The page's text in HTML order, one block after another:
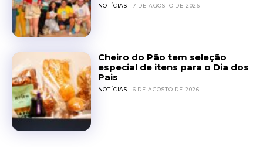
NOTÍCIAS 7 DE AGOSTO DE 2026
Cheiro do Pão tem seleção
especial de itens para o Dia dos
Pais
NOTÍCIAS 6 DE AGOSTO DE 2026